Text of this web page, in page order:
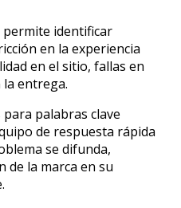
permite identificar
en la experiencia
en el sitio, fallas en
entrega.
palabras clave
de respuesta rápida
se difunda,
de la marca en su